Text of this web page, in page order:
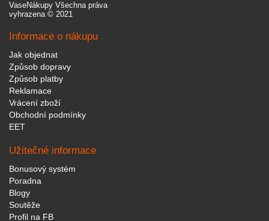
VaseNákupy Všechna práva
vyhrazena © 2021
Informace o nákupu
Jak objednat
Způsob dopravy
Způsob platby
Reklamace
Vrácení zboží
Obchodní podmínky
EET
Užitečné informace
Bonusový systém
Poradna
Blogy
Soutěže
Profil na FB